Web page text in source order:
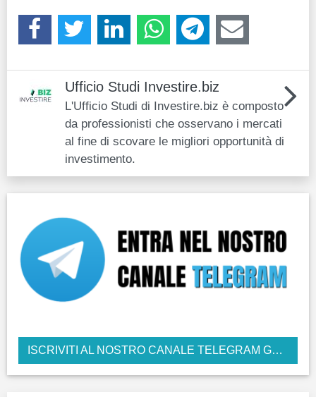
Ufficio Studi Investire.biz
L'Ufficio Studi di Investire.biz è composto
da professionisti che osservano i mercati
al fine di scovare le migliori opportunità di
investimento.
ISCRIVITI AL NOSTRO CANALE TELEGRAM GRATUITO